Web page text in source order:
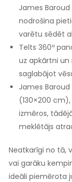
James Baroud
nodrošina
varētu sēdēt
Telts 360º
uz apkārtni
saglabājot
James Baroud
(130×200
izmēros,
meklētājs
Neatkarīgi no tā,
vai garāku
ideāli piemērota